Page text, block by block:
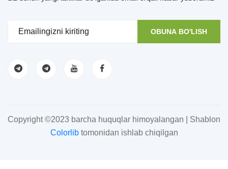
OBUNA BO'LISH
Copyright ©2023 barcha huquqlar himoyalangan | Shablon
Colorlibtomonidan ishlab chiqilgan